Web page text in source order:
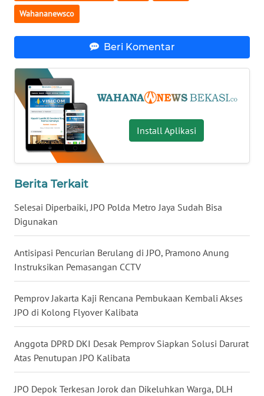
Wahananewsco
Beri Komentar
Install Aplikasi
Berita Terkait
Selesai Diperbaiki, JPO Polda Metro Jaya Sudah Bisa
Digunakan
Antisipasi Pencurian Berulang di JPO, Pramono Anung
Instruksikan Pemasangan CCTV
Pemprov Jakarta Kaji Rencana Pembukaan Kembali Akses
JPO di Kolong Flyover Kalibata
Anggota DPRD DKI Desak Pemprov Siapkan Solusi Darurat
Atas Penutupan JPO Kalibata
JPO Depok Terkesan Jorok dan Dikeluhkan Warga, DLH
WN
KALBAR
WN
KALTENG
WN
KALTIM
SULSEL
GORONTALO
SULUT